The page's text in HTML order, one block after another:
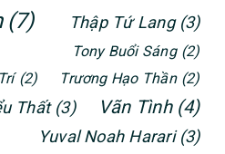
(7) Thập Tứ Lang (3)
Tony Buổi Sáng (2)
Trí (2) Trương Hạo Thần (2)
Thất (3) Vãn Tình (4)
Yuval Noah Harari (3)